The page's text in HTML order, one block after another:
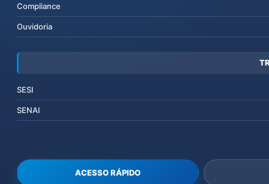
Compliance
Ouvidoria
SESI
SENAI
ACESSO RÁPIDO